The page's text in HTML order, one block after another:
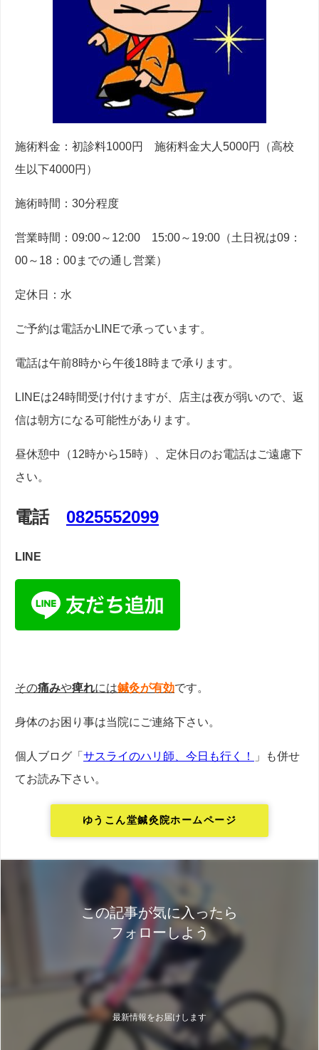
施術料金：初診料1000円 施術料金大人5000円（高校
生以下4000円）
施術時間：30分程度
営業時間：09:00～12:00 15:00～19:00（土日祝は09：
00～18：00までの通し営業）
定休日：水
ご予約は電話かLINEで承っています。
電話は午前8時から午後18時まで承ります。
LINEは24時間受け付けますが、店主は夜が弱いので、返
信は朝方になる可能性があります。
昼休憩中（12時から15時）、定休日のお電話はご遠慮下
さい。
電話 0825552099
LINE
その痛みや痺れには鍼灸が有効です。
身体のお困り事は当院にご連絡下さい。
個人ブログ「 サスライのハリ師、今日も行く！
」も併せ
てお読み下さい。
ゆうこん堂鍼灸院ホームページ
この記事が気に入ったら
フォローしよう
最新情報をお届けします